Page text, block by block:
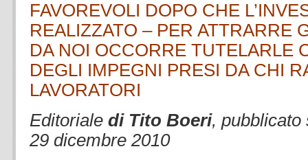
FAVOREVOLI DOPO CHE
REALIZZATO – PER ATTRARRE
DA NOI OCCORRE TUTELARLE
DEGLI IMPEGNI PRESI DA CHI
LAVORATORI
Editoriale di Tito Boeri, pubblicato
29 dicembre 2010